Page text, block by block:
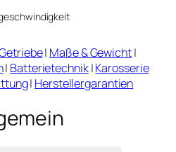
| Maße & Gewicht|
| Batterietechnik|Karosserie
| Herstellergarantien